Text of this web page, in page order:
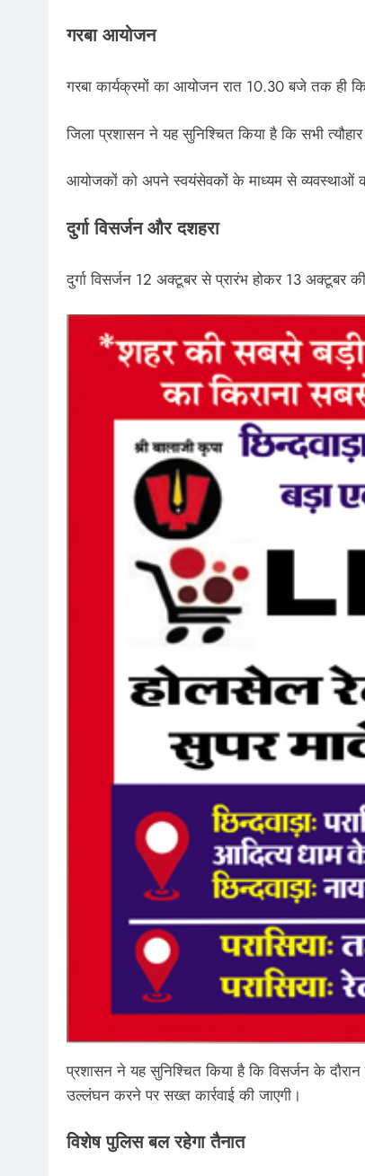
गरबा आयोजन
गरबा कार्यक्रमों का आयोजन रात 10.30 बजे तक ही
जिला प्रशासन ने यह सुनिश्चित किया है कि सभी
आयोजकों को अपने स्वयंसेवकों के माध्यम से व्यवस्थाओं
दुर्गा विसर्जन और दशहरा
दुर्गा विसर्जन 12 अक्टूबर से प्रारंभ होकर 13 अक्टूबर
प्रशासन ने यह सुनिश्चित किया है कि विसर्जन के
उल्लंघन करने पर सख्त कार्रवाई की जाएगी।
विशेष पुलिस बल रहेगा तैनात